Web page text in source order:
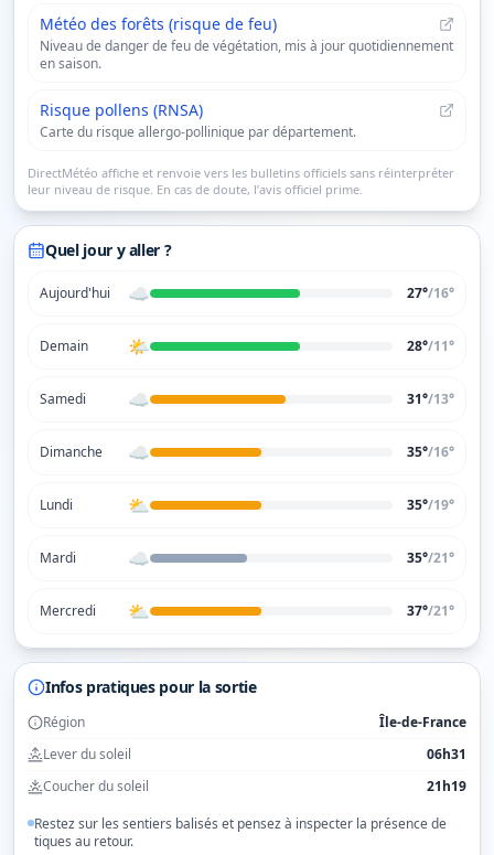
Météo des forêts (risque de feu)
Niveau de danger de feu de végétation, mis à jour quotidiennement
en saison.
Risque pollens (RNSA)
Carte du risque allergo-pollinique par département.
DirectMétéo affiche et renvoie vers les bulletins officiels sans réinterpréter
leur niveau de risque. En cas de doute, l’avis officiel prime.
Quel jour y aller ?
Aujourd'hui ☁️ 27°/16°
Demain 🌤️ 28°/11°
Samedi ☁️ 31°/13°
Dimanche ☁️ 35°/16°
Lundi ⛅ 35°/19°
Mardi ☁️ 35°/21°
Mercredi ⛅ 37°/21°
Infos pratiques pour la sortie
Région
Île-de-France
Lever du soleil
06h31
Coucher du soleil
21h19
Restez sur les sentiers balisés et pensez à inspecter la présence de
tiques au retour.